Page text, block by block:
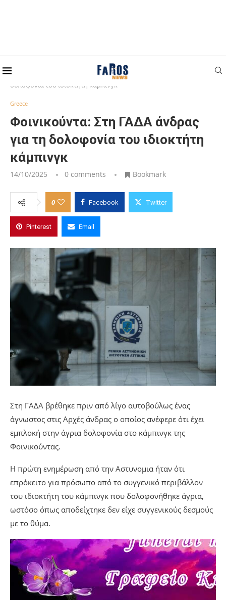
Home
Φοινικούντα: Στη ΓΑΔΑ άνδρας για τη
δολοφονία του ιδιοκτήτη κάμπινγκ
Greece
Φοινικούντα: Στη ΓΑΔΑ άνδρας
για τη δολοφονία του ιδιοκτήτη
κάμπινγκ
14/10/2025 0 comments Bookmark
0 Facebook Twitter
Pinterest Email
Στη ΓΑΔΑ βρέθηκε πριν από λίγο αυτοβούλως ένας
άγνωστος στις Αρχές άνδρας ο οποίος ανέφερε ότι έχει
εμπλοκή στην άγρια δολοφονία στο κάμπινγκ της
Φοινικούντας.
H πρώτη ενημέρωση από την Aστυνομια ήταν ότι
επρόκειτο για πρόσωπο από το συγγενικό περιβάλλον
του ιδιοκτήτη του κάμπινγκ που δολοφονήθηκε άγρια,
ωστόσο όπως αποδείχτηκε δεν είχε συγγενικούς δεσμούς
με το θύμα.